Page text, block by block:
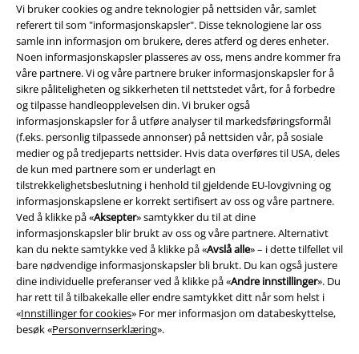
Vi bruker cookies og andre teknologier på nettsiden vår, samlet
referert til som "informasjonskapsler". Disse teknologiene lar oss
samle inn informasjon om brukere, deres atferd og deres enheter.
Noen informasjonskapsler plasseres av oss, mens andre kommer fra
våre partnere. Vi og våre partnere bruker informasjonskapsler for å
sikre påliteligheten og sikkerheten til nettstedet vårt, for å forbedre
og tilpasse handleopplevelsen din. Vi bruker også
informasjonskapsler for å utføre analyser til markedsføringsformål
(f.eks. personlig tilpassede annonser) på nettsiden vår, på sosiale
medier og på tredjeparts nettsider. Hvis data overføres til USA, deles
de kun med partnere som er underlagt en
tilstrekkelighetsbeslutning i henhold til gjeldende EU-lovgivning og
informasjonskapslene er korrekt sertifisert av oss og våre partnere.
Ved å klikke på «Aksepter» samtykker du til at dine
informasjonskapsler blir brukt av oss og våre partnere. Alternativt
kan du nekte samtykke ved å klikke på «Avslå alle» – i dette tilfellet vil
bare nødvendige informasjonskapsler bli brukt. Du kan også justere
dine individuelle preferanser ved å klikke på «Andre innstillinger». Du
har rett til å tilbakekalle eller endre samtykket ditt når som helst i
«Innstillinger for cookies» For mer informasjon om databeskyttelse,
besøk «Personvernserklæring».
Juridisk informasjon/Vilkår
Vilkår
Impressum
Konfidensialitetserklæring
Avfallshåndtering og miljøbeskyttelse